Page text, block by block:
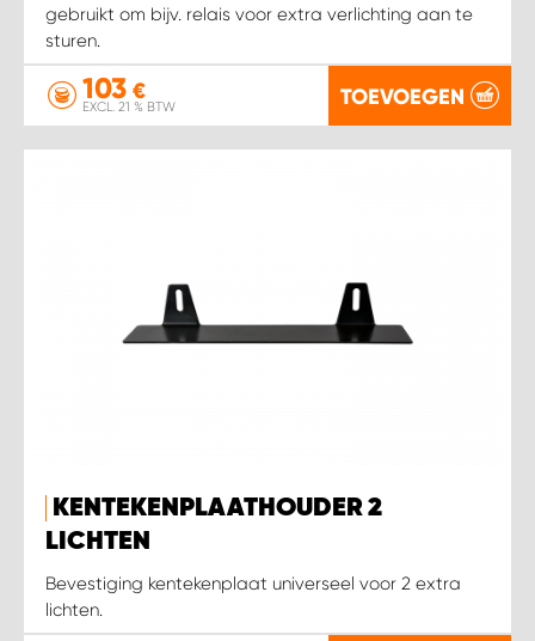
gebruikt om bijv. relais voor extra verlichting aan te
sturen.
103 €
EXCL. 21 % BTW TOEVOEGEN
KENTEKENPLAATHOUDER 2
LICHTEN
Bevestiging kentekenplaat universeel voor 2 extra
lichten.